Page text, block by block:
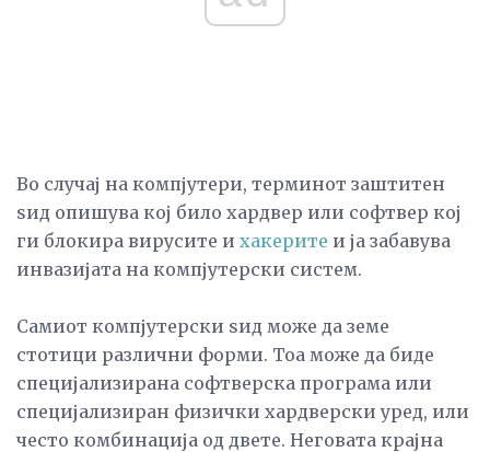
Во случај на компјутери, терминот заштитен
ѕид опишува кој било хардвер или софтвер кој
ги блокира вирусите и хакерите и ја забавува
инвазијата на компјутерски систем.
Самиот компјутерски ѕид може да земе
стотици различни форми. Тоа може да биде
специјализирана софтверска програма или
специјализиран физички хардверски уред, или
често комбинација од двете. Неговата крајна